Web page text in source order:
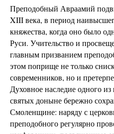
Преподобный Авраамий
XIII века, в период
княжества, когда оно было
Руси. Учительство и
главным призванием
этом поприще не только
современников, но и
Духовное наследие одного
святых доныне бережно
Смоленщине: наряду с
преподобного регулярно